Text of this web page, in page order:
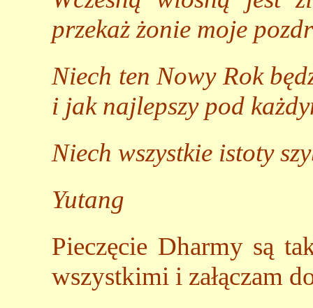
przekaż żonie moje
Niech ten Nowy Rok
i jak najlepszy pod
Niech wszystkie istoty
Yutang
Pieczęcie Dharmy są
wszystkimi i załączam